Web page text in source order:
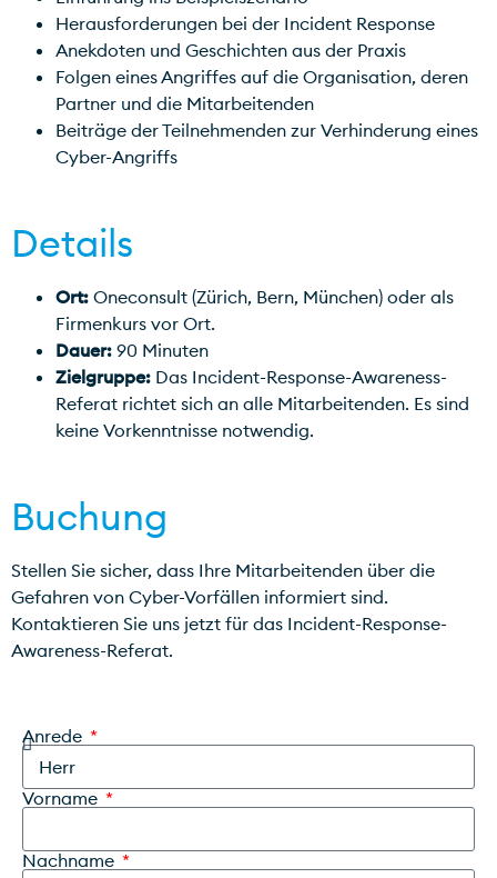
Herausforderungen bei der Incident Response
Anekdoten und Geschichten aus der Praxis
Folgen eines Angriffes auf die Organisation, deren
Partner und die Mitarbeitenden
Beiträge der Teilnehmenden zur Verhinderung eines
Cyber-Angriffs
Details
Ort: Oneconsult (Zürich, Bern, München) oder als
Firmenkurs vor Ort.
Dauer: 90 Minuten
Zielgruppe: Das Incident-Response-Awareness-
Referat richtet sich an alle Mitarbeitenden. Es sind
keine Vorkenntnisse notwendig.
Buchung
Stellen Sie sicher, dass Ihre Mitarbeitenden über die
Gefahren von Cyber-Vorfällen informiert sind.
Kontaktieren Sie uns jetzt für das Incident-Response-
Awareness-Referat.
Anrede
Vorname
Nachname